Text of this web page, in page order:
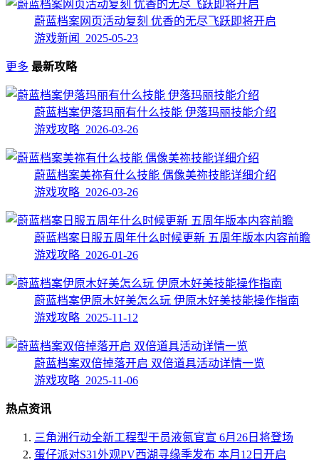
蔚蓝档案网页活动复刻 优香的无尽飞跃即将开启
游戏新闻 2025-05-23
更多 最新攻略
蔚蓝档案伊落玛丽有什么技能 伊落玛丽技能介绍
游戏攻略 2026-03-26
蔚蓝档案美祢有什么技能 偶像美祢技能详细介绍
游戏攻略 2026-03-26
蔚蓝档案日服五周年什么时候更新 五周年版本内容前瞻
游戏攻略 2026-01-26
蔚蓝档案伊原木好美怎么玩 伊原木好美技能操作指南
游戏攻略 2025-11-12
蔚蓝档案双倍掉落开启 双倍道具活动详情一览
游戏攻略 2025-11-06
热点资讯
三角洲行动全新工程型干员液氮官宣 6月26日将登场
蛋仔派对S31外观PV西湖寻缘季发布 本月12日开启